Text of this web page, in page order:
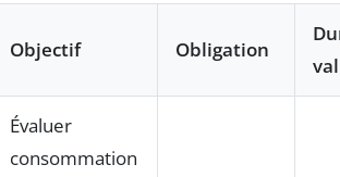
Objectif Obligation
Évaluer
consommation